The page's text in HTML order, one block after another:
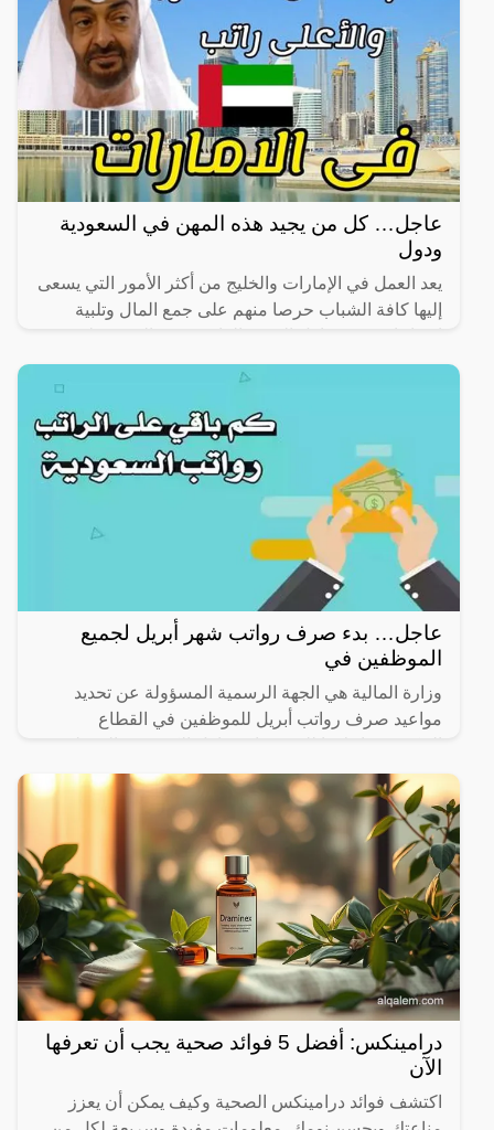
عاجل… كل من يجيد هذه المهن في السعودية
ودول
يعد العمل في الإمارات والخليج من أكثر الأمور التي يسعى
إليها كافة الشباب حرصا منهم على جمع المال وتلبية
المهن
عاجل… بدء صرف رواتب شهر أبريل لجميع
الموظفين في
وزارة المالية هي الجهة الرسمية المسؤولة عن تحديد
مواعيد صرف رواتب أبريل للموظفين في القطاع
في القطاع
درامينكس: أفضل 5 فوائد صحية يجب أن تعرفها
الآن
اكتشف فوائد درامينكس الصحية وكيف يمكن أن يعزز